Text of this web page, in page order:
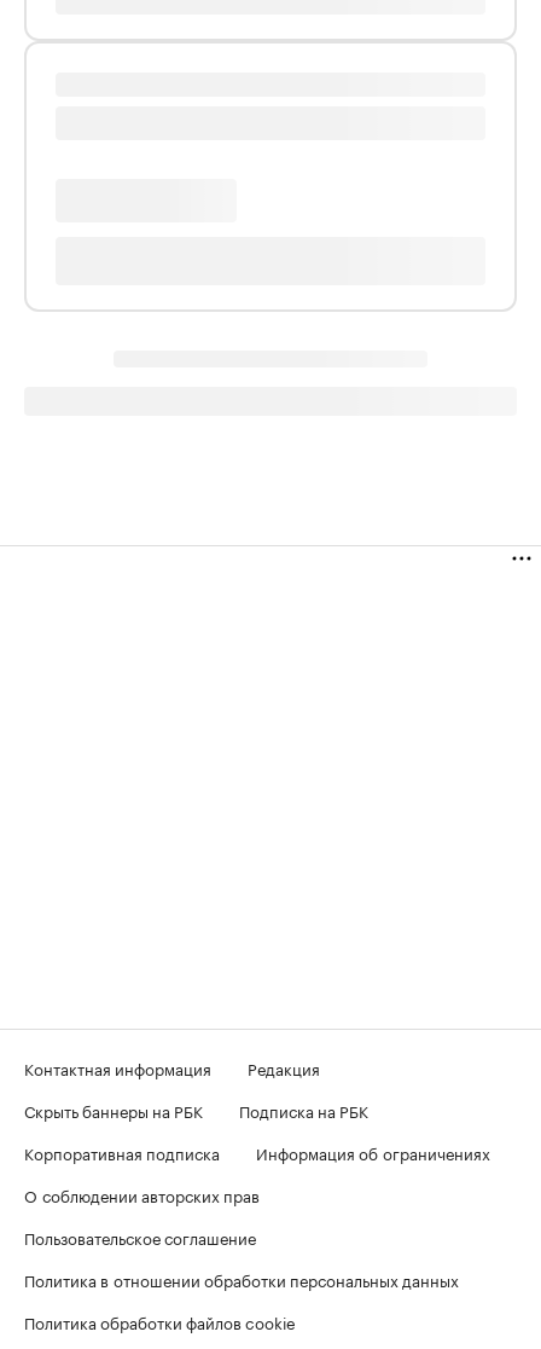
Контактная информация
Редакция
Скрыть баннеры на РБК
Подписка на РБК
Корпоративная подписка
Информация об ограничениях
О соблюдении авторских прав
Пользовательское соглашение
Политика в отношении обработки персональных данных
Политика обработки файлов cookie